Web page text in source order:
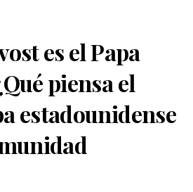
es el Papa
piensa el
estadounidense